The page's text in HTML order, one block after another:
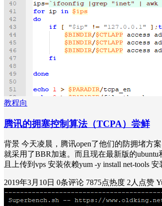
教程向
腾讯的拥塞控制算法（TCPA）尝鲜
背景 今天凌晨，腾讯open了他们的防拥堵方
就采用了BBR加速。而且现在最新版的
且上传到vps 安装依赖yum -y install net-tools
2019年3月10日 0条评论 7875点热度 2人点赞